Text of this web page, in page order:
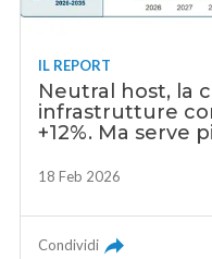
IL REPORT
Neutral host, la
infrastrutture
+12%. Ma serve
18 Feb 2026
Condividi